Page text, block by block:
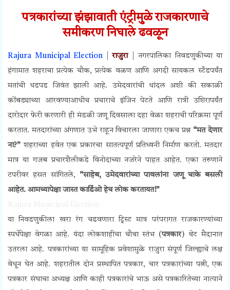
पत्रकारांच्या झंझावाती एंट्रीमुळे राजकारणाचे
समीकरणनिघालेढवळून
Rajura Municipal Election राजुरा| नगरपालिका निवडणुकीच्या या
हंगामात शहराचा प्रत्येक चौक, प्रत्येक वळण आणि अगदी सायकल स्टँडपर्यंत
मतांची धडपड जिवंत झाली आहे. उमेदवारांची धांदल अशी की सकाळी
कोंबड्याच्या आरवण्याआधीच प्रचाराचे इंजिन पेटते आणि रात्री उशिरापर्यंत
दारोदार फेरी करणारी ही मंडळी जणू दिवसाला दहा वेळा शहराची परिक्रमा पूर्ण
करतात. मतदारांच्या अंगणात उभे राहून विचारला जाणारा एकच प्रश्न “मत देणार
ना?” शहराच्या हवेत एक प्रकारचा सातत्यपूर्ण प्रतिध्वनी निर्माण करतो. मतदार
मात्र या गजब प्रचारशैलीकडे विनोदाच्या नजरेने पाहत आहेत. एका तरुणाने
टपरीवर हसत सांगितले, “साहेब, उमेदवारांच्या पावलांना जणू चाके बसली
आहेत. आमच्यापेक्षा जास्त कार्डिओ हेच लोक करतायत!”
या निवडणुकीला खरा रंग चढवणारा ट्विस्ट मात्र परंपरागत राजकारण्यांच्या
स्पर्धेपेक्षा वेगळा आहे. यंदा लोकशाहीचा चौथा स्तंभ (पत्रकार) थेट मैदानात
उतरला आहे. पत्रकारांच्या या सामूहिक प्रवेशामुळे राजुरा संपूर्ण जिल्ह्याचे लक्ष
वेधून घेत आहे. शहरातील दोन प्रस्थापित पत्रकार, चार पत्रकारांच्या पत्नी, एक
पत्रकार संघाचा अध्यक्ष आणि काही पत्रकारांचे भाऊ असे पत्रकारितेच्या नात्याने